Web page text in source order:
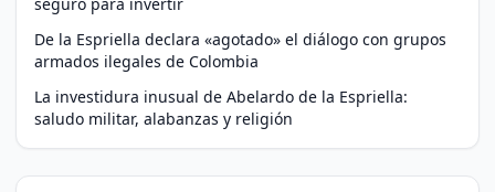
De la Espriella declara «agotado» el diálogo con grupos
armados ilegales de Colombia
La investidura inusual de Abelardo de la Espriella:
saludo militar, alabanzas y religión